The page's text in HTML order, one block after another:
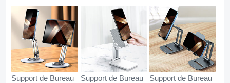
Support de Bureau
Support de Bureau
Support de Bureau